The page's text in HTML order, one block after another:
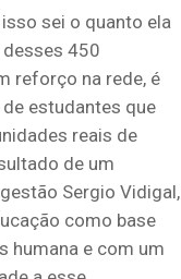
sei o quanto ela
450
reforço na rede, é
estudantes que
reais de
de um
Sergio Vidigal,
como base
humana e com um